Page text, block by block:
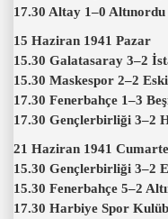
17.30 Altay 1–0 Altınordu
15 Haziran 1941 Pazar
15.30 Galatasaray 3–2
15.30 Maskespor 2–2
17.30 Fenerbahçe 1–3
17.30 Gençlerbirliği 3–2
21 Haziran 1941
15.30 Gençlerbirliği 3–2
15.30 Fenerbahçe 5–2
17.30 Harbiye Spor